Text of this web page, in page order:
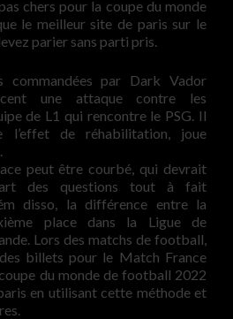
chers pour la coupe du monde
le meilleur site de paris sur le
parier sans parti pris.
commandées par Dark Vador
une attaque contre les
de L1 qui rencontre le PSG. Il
l’effet de réhabilitation, joue
peut être courbé, qui devrait
des questions tout à fait
disso, la différence entre la
place dans la Ligue de
Lors des matchs de football,
billets pour le Match France
du monde de football 2022
en utilisant cette méthode et